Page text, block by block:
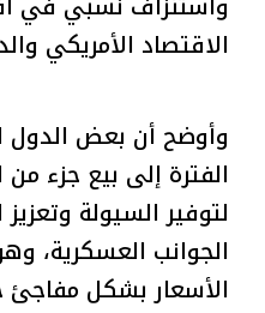
الاقتصاد الأمريكي
وأوضح أن بعض
الفترة إلى بيع جزء
لتوفير السيولة
الجوانب العسكرية،
الأسعار بشكل مفاجئ